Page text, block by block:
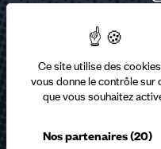
Ce site utilise des
vous donne le contrôle sur
que vous souhaitez
Nos partenaires(20)
Abonnez-